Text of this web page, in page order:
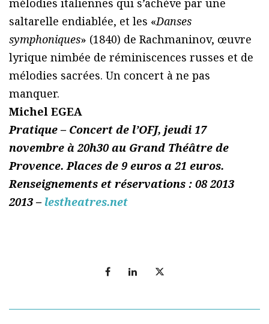
mélodies italiennes qui s’achève par une
saltarelle endiablée, et les «Danses
symphoniques» (1840) de Rachmaninov, œuvre
lyrique nimbée de réminiscences russes et de
mélodies sacrées. Un concert à ne pas
manquer.
Michel EGEA
Pratique – Concert de l’OFJ, jeudi 17
novembre à 20h30 au Grand Théâtre de
Provence. Places de 9 euros a 21 euros.
Renseignements et réservations : 08 2013
2013 – lestheatres.net